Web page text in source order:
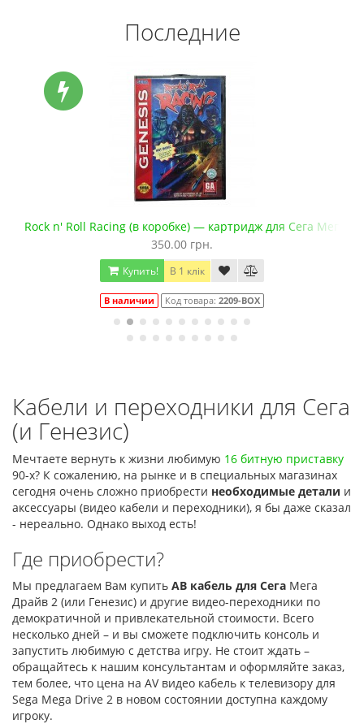
Последние
Драйв 2
Rock n' Roll Racing (в коробке) — картридж для Сега Мега
350.00 грн.
Купить! В 1 клік
В наличии Код товара: 2209-BOX
Кабели и переходники для Сега
(и Генезис)
Мечтаете вернуть к жизни любимую 16 битную приставку
90-х? К сожалению, на рынке и в специальных магазинах
сегодня очень сложно приобрести необходимые детали и
аксессуары (видео кабели и переходники), я бы даже сказал
- нереально. Однако выход есть!
Где приобрести?
Мы предлагаем Вам купить АВ кабель для Сега Мега
Драйв 2 (или Генезис) и другие видео-переходники по
демократичной и привлекательной стоимости. Всего
несколько дней – и вы сможете подключить консоль и
запустить любимую с детства игру. Не стоит ждать –
обращайтесь к нашим консультантам и оформляйте заказ,
тем более, что цена на AV видео кабель к телевизору для
Sega Mega Drive 2 в новом состоянии доступна каждому
игроку.